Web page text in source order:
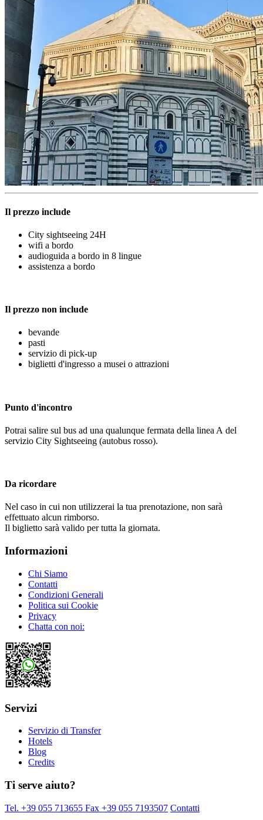
Il prezzo include
City sightseeing 24H
wifi a bordo
audioguida a bordo in 8 lingue
assistenza a bordo
Il prezzo non include
bevande
pasti
servizio di pick-up
biglietti d'ingresso a musei o attrazioni
Punto d'incontro
Potrai salire sul bus ad una qualunque fermata della linea A del
servizio City Sightseeing (autobus rosso).
Da ricordare
Nel caso in cui non utilizzerai la tua prenotazione, non sarà
effettuato alcun rimborso.
Il biglietto sarà valido per tutta la giornata.
Informazioni
Chi Siamo
Contatti
Condizioni Generali
Politica sui Cookie
Privacy
Chatta con noi:
Servizi
Servizio di Transfer
Hotels
Blog
Credits
Ti serve aiuto?
Tel. +39 055 713655 Fax +39 055 7193507 Contatti